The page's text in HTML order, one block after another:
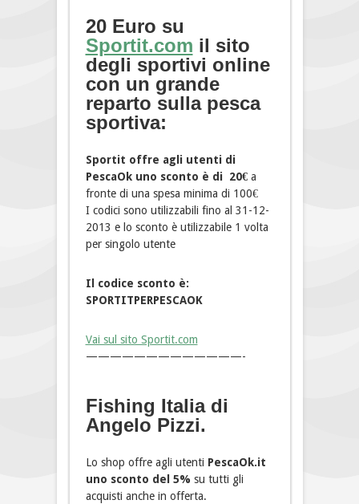
20 Euro su
Sportit.com il sito
degli sportivi online
con un grande
reparto sulla pesca
sportiva:
Sportit offre agli utenti di
PescaOk uno sconto è di 20€a
fronte di una spesa minima di 100€
I codici sono utilizzabili fino al 31-12-
2013 e lo sconto è utilizzabile 1 volta
per singolo utente
Il codice sconto è:
SPORTITPERPESCAOK
Vai sul sito Sportit.com
—————————————-
Fishing Italia di
Angelo Pizzi.
Lo shop offre agli utenti PescaOk.it
uno sconto del 5% su tutti gli
acquisti anche in offerta.